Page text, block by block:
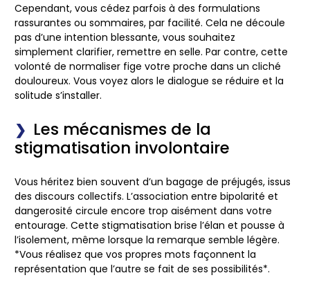
Cependant, vous cédez parfois à des formulations
rassurantes ou sommaires, par facilité. Cela ne découle
pas d’une intention blessante, vous souhaitez
simplement clarifier, remettre en selle. Par contre, cette
volonté de normaliser fige votre proche dans un cliché
douloureux. Vous voyez alors le dialogue se réduire et la
solitude s’installer.
Les mécanismes de la
stigmatisation involontaire
Vous héritez bien souvent d’un bagage de préjugés, issus
des discours collectifs. L’association entre bipolarité et
dangerosité circule encore trop aisément dans votre
entourage. Cette stigmatisation brise l’élan et pousse à
l’isolement, même lorsque la remarque semble légère.
*Vous réalisez que vos propres mots façonnent la
représentation que l’autre se fait de ses possibilités*.